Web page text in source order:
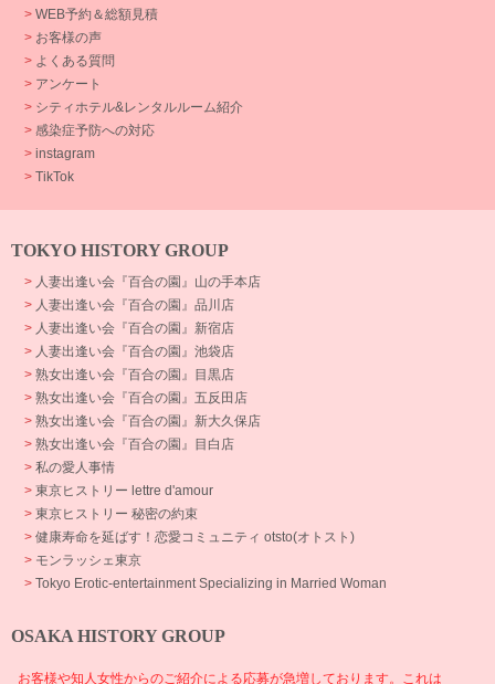
> WEB予約＆総額見積
> お客様の声
> よくある質問
> アンケート
> シティホテル&レンタルルーム紹介
> 感染症予防への対応
> instagram
> TikTok
TOKYO HISTORY GROUP
> 人妻出逢い会『百合の園』山の手本店
> 人妻出逢い会『百合の園』品川店
> 人妻出逢い会『百合の園』新宿店
> 人妻出逢い会『百合の園』池袋店
> 熟女出逢い会『百合の園』目黒店
> 熟女出逢い会『百合の園』五反田店
> 熟女出逢い会『百合の園』新大久保店
> 熟女出逢い会『百合の園』目白店
> 私の愛人事情
> 東京ヒストリー lettre d'amour
> 東京ヒストリー 秘密の約束
> 健康寿命を延ばす！恋愛コミュニティ otsto(オトスト)
> モンラッシェ東京
> Tokyo Erotic-entertainment Specializing in Married Woman
OSAKA HISTORY GROUP
お客様や知人女性からのご紹介による応募が急増しております。これは